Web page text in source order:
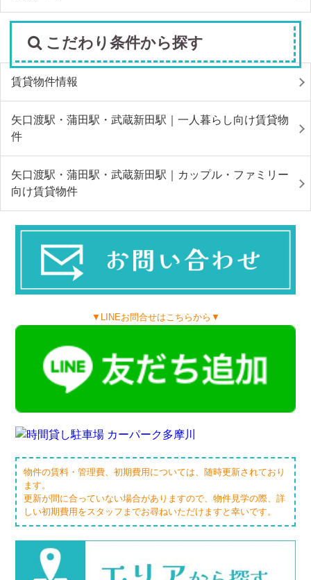
こだわり条件から探す
賃貸物件情報
矢口渡駅・蒲田駅・武蔵新田駅｜一人暮らし向け賃貸物
件
矢口渡駅・蒲田駅・武蔵新田駅｜カップル・ファミリー
向け賃貸物件
▼LINEお問合せはこちらから▼
物件の賃料・管理費、初期費用については、随時更新されており
ます。
更新が間に合っていない場合がありますので、物件見学の際、詳
しい初期費用をスタッフまでお尋ねいただけますと幸いです。